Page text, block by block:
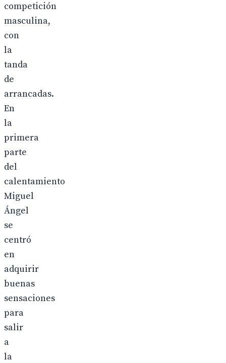
competición
masculina,
con
la
tanda
de
arrancadas.
En
la
primera
parte
del
calentamiento
Miguel
Ángel
se
centró
en
adquirir
buenas
sensaciones
para
salir
a
la